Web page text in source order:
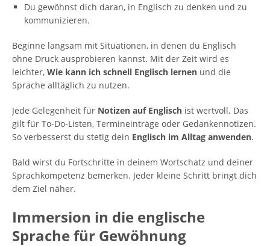
Du gewöhnst dich daran, in Englisch zu denken und zu
kommunizieren.
Beginne langsam mit Situationen, in denen du Englisch
ohne Druck ausprobieren kannst. Mit der Zeit wird es
leichter, Wie kann ich schnell Englisch lernen und die
Sprache alltäglich zu nutzen.
Jede Gelegenheit für Notizen auf Englisch ist wertvoll. Das
gilt für To-Do-Listen, Termineinträge oder Gedankennotizen.
So verbesserst du stetig dein Englisch im Alltag anwenden.
Bald wirst du Fortschritte in deinem Wortschatz und deiner
Sprachkompetenz bemerken. Jeder kleine Schritt bringt dich
dem Ziel näher.
Immersion in die englische
Sprache für Gewöhnung